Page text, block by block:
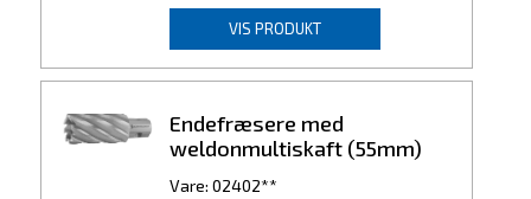
VIS PRODUKT
Endefræsere med
weldonmultiskaft (55mm)
Vare: 02402**